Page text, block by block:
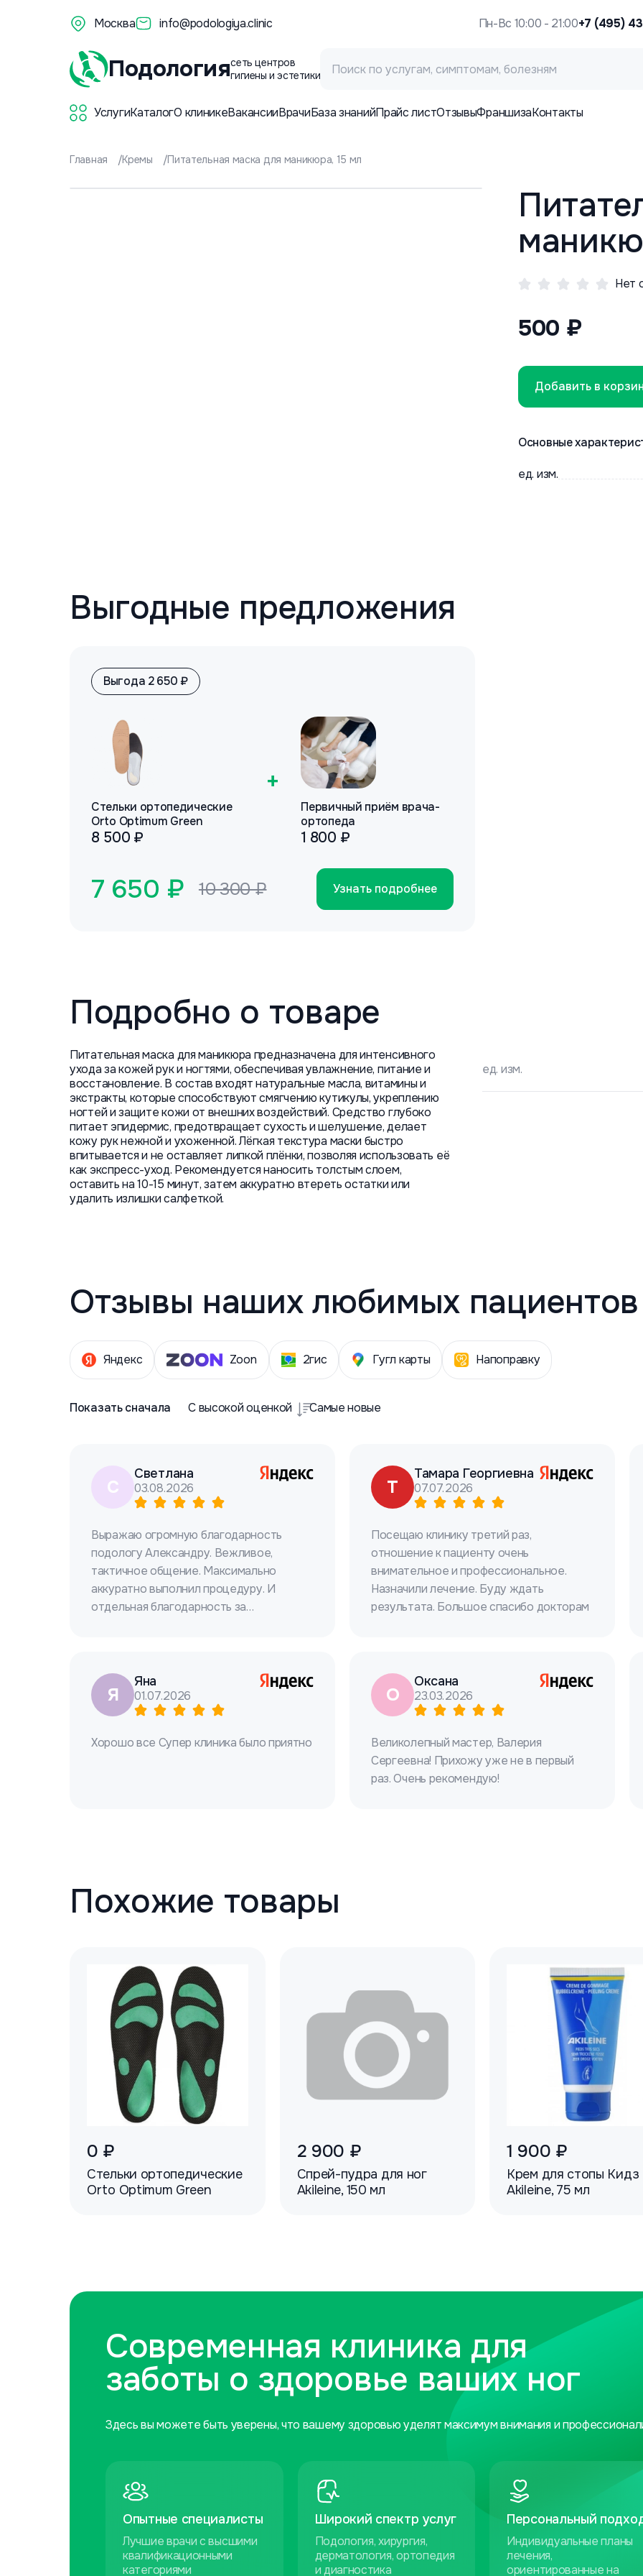
Москва info@podologiya.clinic Пн-Вс 10:00 - 21:00+7 (495)
Подологиясеть центров
гигиены и эстетики
УслугиКаталогО клиникеВакансииВрачиБаза знанийПрайс листОтзывыФраншизаКонтакты
Главная Кремы Питательная маска для маникюра, 15 мл
Нет
500 ₽
Добавить в
Основные
ед. изм.
Выгодные предложения
Выгода 2 650 ₽
Стельки ортопедические
Orto Optimum Green
8 500 ₽
+
Первичный приём врача-
ортопеда
1 800 ₽
7 650 ₽ 10 300 ₽ Узнать подробнее
Подробно о товаре
Питательная маска для маникюра предназначена для интенсивного
ухода за кожей рук и ногтями, обеспечивая увлажнение, питание и
восстановление. В состав входят натуральные масла, витамины и
экстракты, которые способствуют смягчению кутикулы, укреплению
ногтей и защите кожи от внешних воздействий. Средство глубоко
питает эпидермис, предотвращает сухость и шелушение, делает
кожу рук нежной и ухоженной. Лёгкая текстура маски быстро
впитывается и не оставляет липкой плёнки, позволяя использовать её
как экспресс-уход. Рекомендуется наносить толстым слоем,
оставить на 10-15 минут, затем аккуратно втереть остатки или
удалить излишки салфеткой.
ед. изм.
Отзывы наших любимых пациентов
Яндекс Zoon 2гис Гугл карты Напоправку
Показать сначала С высокой оценкой Самые новые
С
Светлана
03.08.2026
Выражаю огромную благодарность
подологу Александру. Вежливое,
тактичное общение. Максимально
аккуратно выполнил процедуру. И
отдельная благодарность за
Т
Тамара Георгиевна
07.07.2026
Посещаю клинику третий раз,
отношение к пациенту очень
внимательное и профессиональное.
Назначили лечение. Буду ждать
результата. Большое спасибо докторам
Я
Яна
01.07.2026
Хорошо все Супер клиника было приятно
О
Оксана
23.03.2026
Великолепный мастер, Валерия
Сергеевна! Прихожу уже не в первый
раз. Очень рекомендую!
Похожие товары
0 ₽
Стельки ортопедические
Orto Optimum Green
2 900 ₽
Спрей-пудра для ног
Akileine, 150 мл
1 900 ₽
Крем для стопы Кидз
Akileine, 75 мл
Современная клиника для
заботы о здоровье ваших ног
Здесь вы можете быть уверены, что вашему здоровью уделят максимум внимания и
Опытные специалисты
Лучшие врачи с высшими
квалификационными
категориями
Широкий спектр услуг
Подология, хирургия,
дерматология, ортопедия
и диагностика
Персональный
Индивидуальные планы
лечения,
ориентированные на